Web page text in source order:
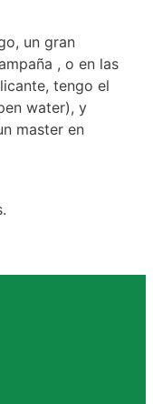
un gran
, o en las
tengo el
water), y
master en